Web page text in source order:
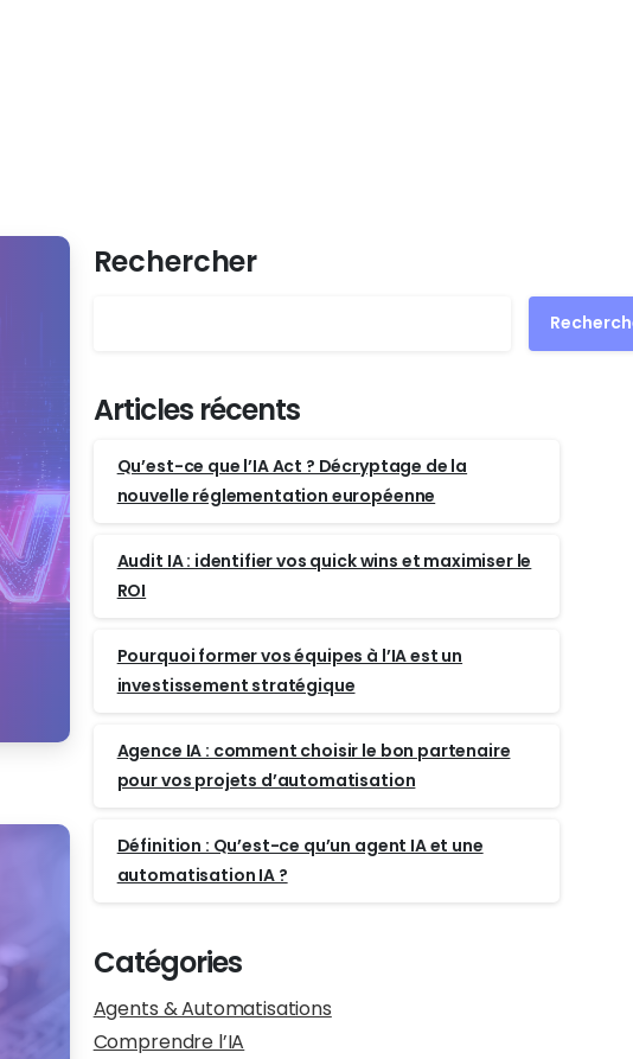
Rechercher
Articles récents
Qu’est-ce que l’IA Act ? Décryptage de la
nouvelle réglementation européenne
Audit IA : identifier vos quick wins et maximiser le
ROI
Pourquoi former vos équipes à l’IA est un
investissement stratégique
Agence IA : comment choisir le bon partenaire
pour vos projets d’automatisation
Définition : Qu’est-ce qu’un agent IA et une
automatisation IA ?
Catégories
Agents & Automatisations
Comprendre l’IA